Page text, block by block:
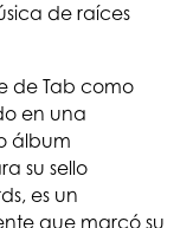
de raíces
de Tab como
en una
álbum
su sello
es un
que marcó su